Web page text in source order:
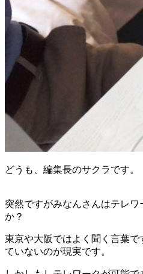
どうも、編集長のサクラです。
突然ですがみなんさんはテレ
か？
東京や大阪ではよく聞く言葉
ていないのが現実です。